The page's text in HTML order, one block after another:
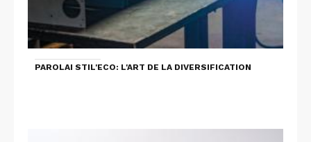
PAROLAI STIL'ECO: L'ART DE LA DIVERSIFICATION